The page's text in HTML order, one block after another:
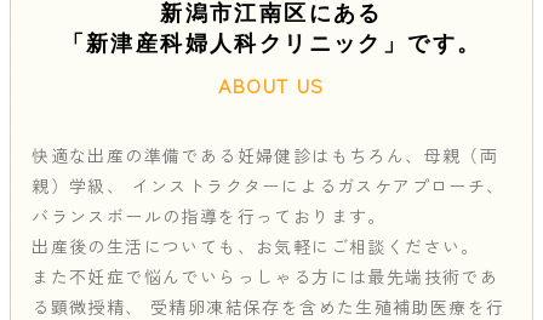
新潟市江南区にある
「新津産科婦人科クリニック」です。
ABOUT US
快適な出産の準備である妊婦健診はもちろん、母親（両
親）学級、
インストラクターによるガスケアプローチ、
バランスボールの指導を行っております。
出産後の生活についても、お気軽にご相談ください。
また不妊症で悩んでいらっしゃる方には最先端技術であ
る顕微授精、
受精卵凍結保存を含めた生殖補助医療を行